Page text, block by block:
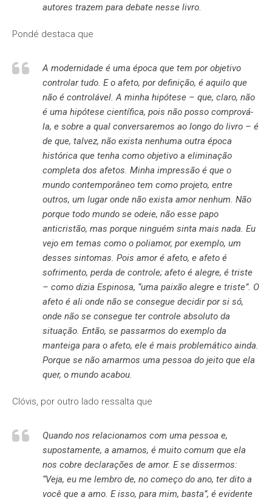
autores trazem para debate nesse livro.
Pondé destaca que
A modernidade é uma época que tem por objetivo
controlar tudo. E o afeto, por definição, é aquilo que
não é controlável. A minha hipótese – que, claro, não
é uma hipótese científica, pois não posso comprová-
la, e sobre a qual conversaremos ao longo do livro – é
de que, talvez, não exista nenhuma outra época
histórica que tenha como objetivo a eliminação
completa dos afetos. Minha impressão é que o
mundo contemporâneo tem como projeto, entre
outros, um lugar onde não exista amor nenhum. Não
porque todo mundo se odeie, não esse papo
anticristão, mas porque ninguém sinta mais nada. Eu
vejo em temas como o poliamor, por exemplo, um
desses sintomas. Pois amor é afeto, e afeto é
sofrimento, perda de controle; afeto é alegre, é triste
– como dizia Espinosa, “uma paixão alegre e triste”. O
afeto é ali onde não se consegue decidir por si só,
onde não se consegue ter controle absoluto da
situação. Então, se passarmos do exemplo da
manteiga para o afeto, ele é mais problemático ainda.
Porque se não amarmos uma pessoa do jeito que ela
quer, o mundo acabou.
Clóvis, por outro lado ressalta que
Quando nos relacionamos com uma pessoa e,
supostamente, a amamos, é muito comum que ela
nos cobre declarações de amor. E se dissermos:
“Veja, eu me lembro de, no começo do ano, ter dito a
você que a amo. E isso, para mim, basta”, é evidente